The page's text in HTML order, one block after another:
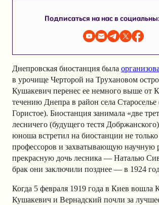
Подписаться на нас в
Днепровская биостанция была
в урочище Черторой на Трухановом
Кушакевич перенес ее немного выше от
течению Днепра в район села
Гористое). Биостанция занимала «две
лесничего (будущего тестя
юноша встретил на биостанции не
профессоров и захватывающую научную
прекрасную дочь лесника — Наталью
брак они заключили позднее — в 1924
Когда 5 февраля 1919 года в Киев вошла
Кушакевич и Вернадский почли за